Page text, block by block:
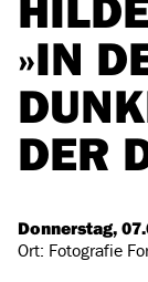
»IN
DER
Donnerstag,
Ort: Fotografie